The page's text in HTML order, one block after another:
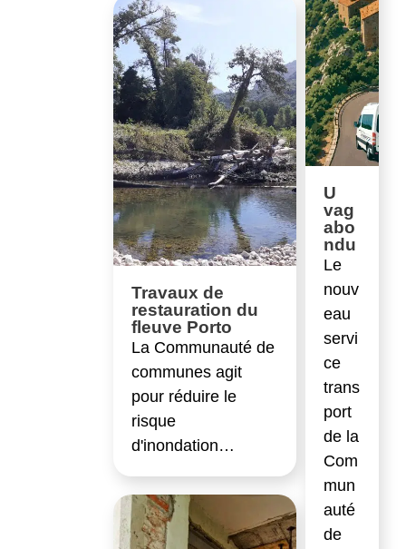
Travaux de
restauration du
fleuve Porto
La Communauté de
communes agit
pour réduire le
risque
d'inondation…
U
vag
abo
ndu
Le
nouv
eau
servi
ce
trans
port
de la
Com
mun
auté
de